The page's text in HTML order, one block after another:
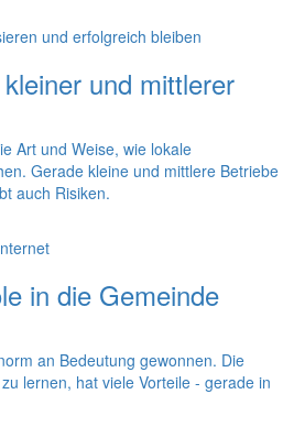
und erfolgreich bleiben
und mittlerer
Art und Weise, wie lokale
Gerade kleine und mittlere Betriebe
auch Risiken.
in die Gemeinde
an Bedeutung gewonnen. Die
lernen, hat viele Vorteile - gerade in